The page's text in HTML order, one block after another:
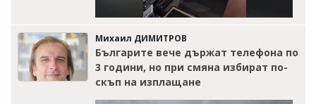
Михаил ДИМИТРОВ
Българите вече държат телефона по
3 години, но при смяна избират по-
скъп на изплащане